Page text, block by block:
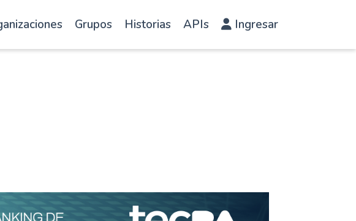
Grupos Historias APIs Ingresar